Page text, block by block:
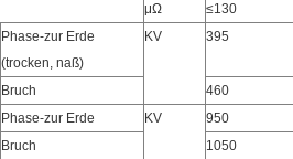
μΩ
≤130
Phase-zur Erde
(trocken, naß)
KV 395
Bruch
460
Phase-zur Erde KV
950
Bruch
1050